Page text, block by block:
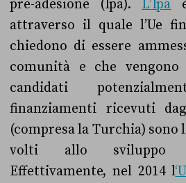
pre-adesione (Ipa). L’Ipa
attraverso il quale l’Ue
chiedono di essere
comunità e che vengono
candidati
finanziamenti ricevuti
(compresa la Turchia)
volti allo sviluppo
Effettivamente, nel 2014 l